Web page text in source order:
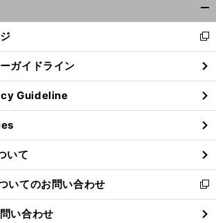
「
久
、
」
。
奇
」
閉
る
新
し
い
ウ
ィ
ン
ド
ウ
で
開
く
ガイドライン
Guideline
いて
てのお問い合わせ
新
し
い
い合わせ